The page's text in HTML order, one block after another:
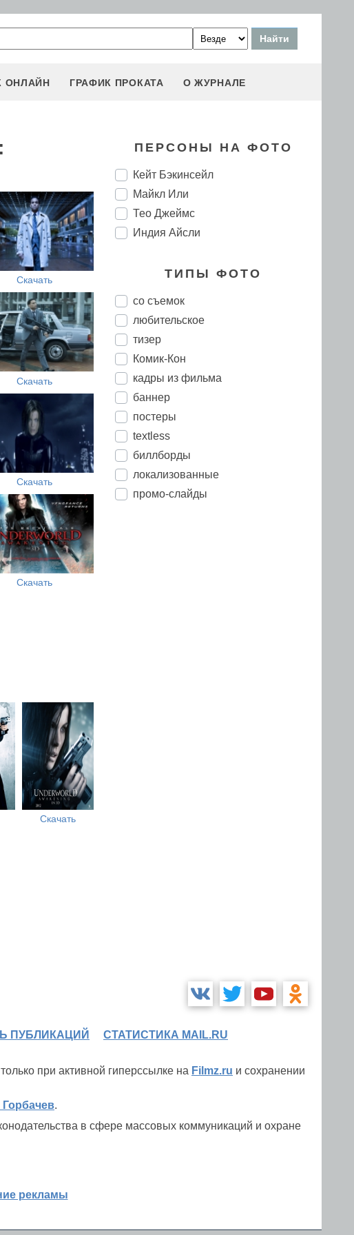
ОНЛАЙН ГРАФИК ПРОКАТА О ЖУРНАЛЕ
Скачать
Скачать
Скачать
Скачать
Скачать
ПЕРСОНЫ НА ФОТО
Кейт Бэкинсейл
Майкл Или
Тео Джеймс
Индия Айсли
ТИПЫ ФОТО
со съемок
любительское
тизер
Комик-Кон
кадры из фильма
баннер
постеры
textless
биллборды
локализованные
промо-слайды
ПУБЛИКАЦИЙ СТАТИСТИКА MAIL.RU
при активной гиперссылке на Filmz.ru и сохранении
Горбачев.
в сфере массовых коммуникаций и охране
рекламы